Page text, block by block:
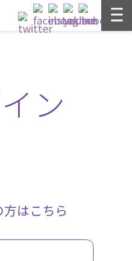
ン
はこちら